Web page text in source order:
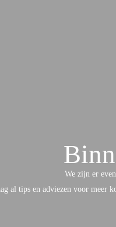
We zijn er
al tips en adviezen voor meer